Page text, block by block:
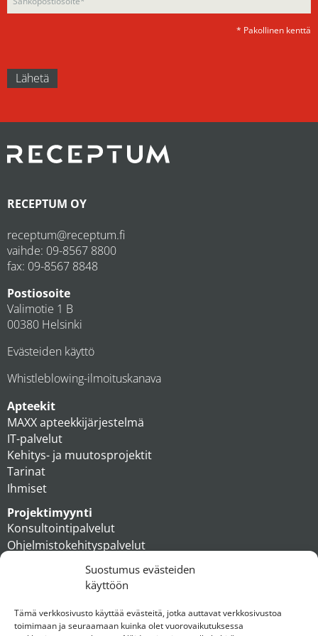
Suostumus evästeiden
käyttöön
Tämä verkkosivusto käyttää evästeitä, jotka auttavat verkkosivustoa
toimimaan ja seuraamaan kuinka olet vuorovaikutuksessa
* Pakollinen kenttä
RECEPTUM OY
receptum@receptum.fi
vaihde: 09-8567 8800
fax: 09-8567 8848
Postiosoite
Valimotie 1 B
00380 Helsinki
Evästeiden käyttö
Whistleblowing-ilmoituskanava
Apteekit
MAXX apteekkijärjestelmä
IT-palvelut
Kehitys- ja muutosprojektit
Tarinat
Ihmiset
Projektimyynti
Konsultointipalvelut
Ohjelmistokehityspalvelut
Ihmiset